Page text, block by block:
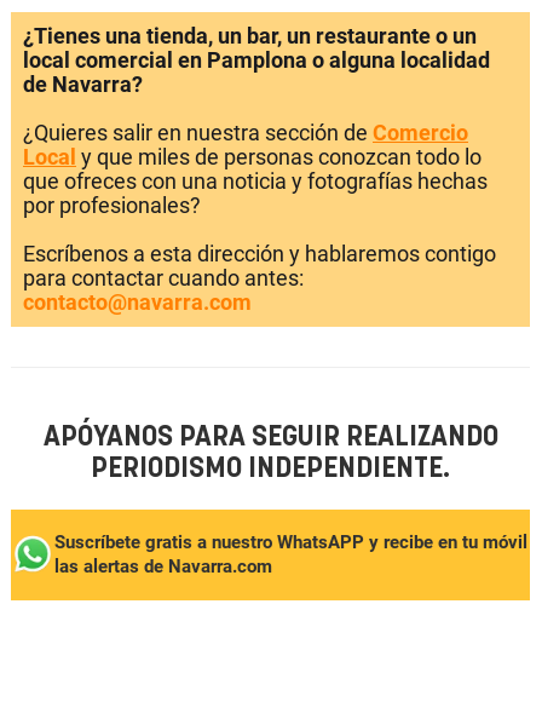
¿Tienes una tienda, un bar, un restaurante o un
local comercial en Pamplona o alguna localidad
de Navarra?
¿Quieres salir en nuestra sección de Comercio
Local y que miles de personas conozcan todo lo
que ofreces con una noticia y fotografías hechas
por profesionales?
Escríbenos a esta dirección y hablaremos contigo
para contactar cuando antes:
contacto@navarra.com
APÓYANOS PARA SEGUIR REALIZANDO
PERIODISMO INDEPENDIENTE.
Suscríbete gratis a nuestro WhatsAPP y recibe en tu móvil
las alertas de Navarra.com